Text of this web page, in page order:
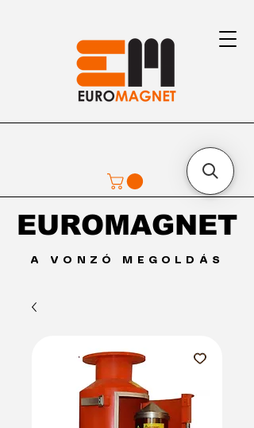
A VONZÓ MEGOLDÁS
EUROMAGNET
EUROMAGNET